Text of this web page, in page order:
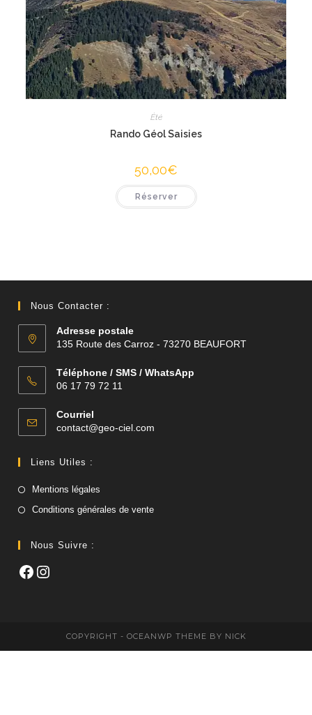
Été
Rando Géol Saisies
50,00€
Réserver
Nous Contacter :
Adresse postale
135 Route des Carroz - 73270 BEAUFORT
Téléphone / SMS / WhatsApp
06 17 79 72 11
Courriel
contact@geo-ciel.com
Liens Utiles :
Mentions légales
Conditions générales de vente
Nous Suivre :
FacebookInstagram
COPYRIGHT - OCEANWP THEME BY NICK